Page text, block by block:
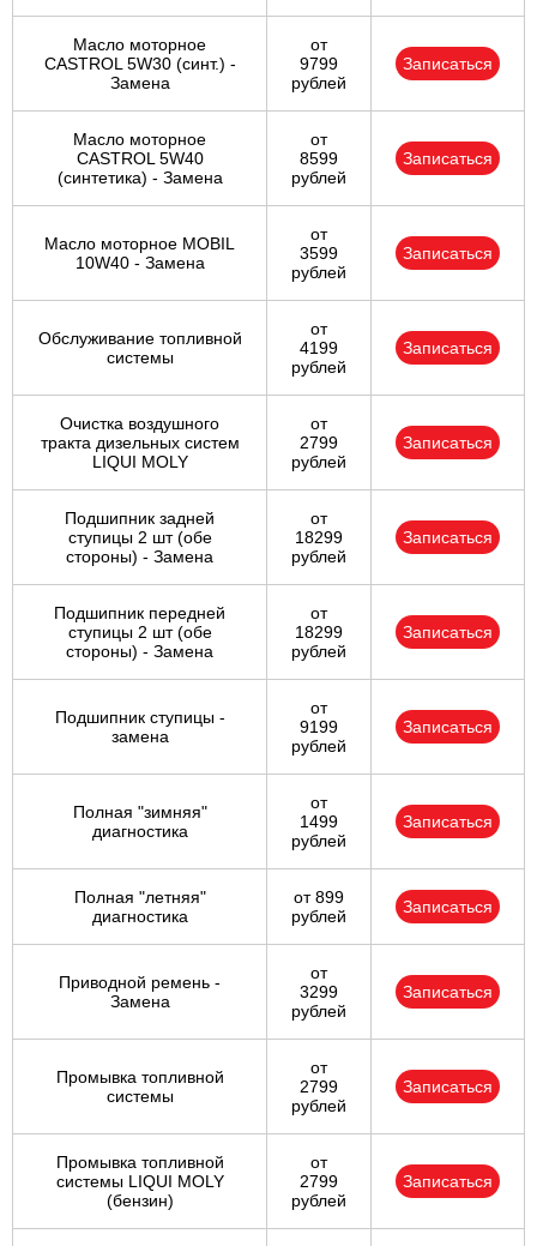
Масло моторное
CASTROL 5W30 (синт.) -
Замена
от
9799
рублей
Записаться
Масло моторное
CASTROL 5W40
(синтетика) - Замена
от
8599
рублей
Записаться
Масло моторное MOBIL
10W40 - Замена
от
3599
рублей
Записаться
Обслуживание топливной
системы
от
4199
рублей
Записаться
Очистка воздушного
тракта дизельных систем
LIQUI MOLY
от
2799
рублей
Записаться
Подшипник задней
ступицы 2 шт (обе
стороны) - Замена
от
18299
рублей
Записаться
Подшипник передней
ступицы 2 шт (обе
стороны) - Замена
от
18299
рублей
Записаться
Подшипник ступицы -
замена
от
9199
рублей
Записаться
Полная "зимняя"
диагностика
от
1499
рублей
Записаться
Полная "летняя"
диагностика
от 899
рублей
Записаться
Приводной ремень -
Замена
от
3299
рублей
Записаться
Промывка топливной
системы
от
2799
рублей
Записаться
Промывка топливной
системы LIQUI MOLY
(бензин)
от
2799
рублей
Записаться